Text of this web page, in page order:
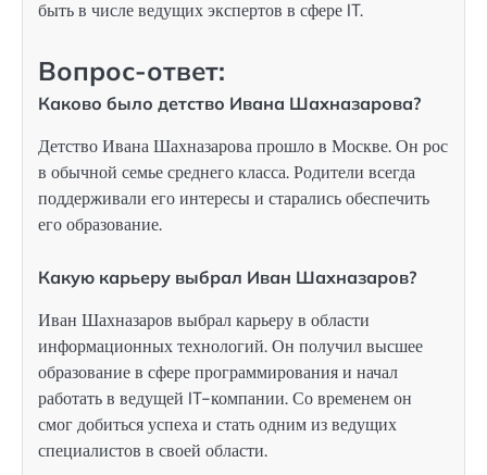
быть в числе ведущих экспертов в сфере IT.
Вопрос-ответ:
Каково было детство Ивана Шахназарова?
Детство Ивана Шахназарова прошло в Москве. Он рос
в обычной семье среднего класса. Родители всегда
поддерживали его интересы и старались обеспечить
его образование.
Какую карьеру выбрал Иван Шахназаров?
Иван Шахназаров выбрал карьеру в области
информационных технологий. Он получил высшее
образование в сфере программирования и начал
работать в ведущей IT-компании. Со временем он
смог добиться успеха и стать одним из ведущих
специалистов в своей области.